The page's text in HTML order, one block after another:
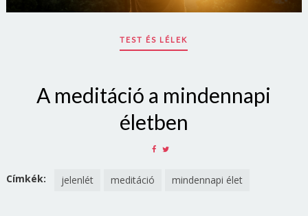
TEST ÉS LÉLEK
A meditáció a mindennapi
életben
SHARE
FACEBOOK
TWITTER
Címkék: jelenlét meditáció mindennapi élet